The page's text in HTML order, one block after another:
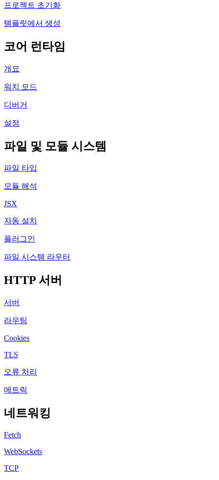
프로젝트 초기화
템플릿에서 생성
코어 런타임
개요
워치 모드
디버거
설정
파일 및 모듈 시스템
파일 타입
모듈 해석
JSX
자동 설치
플러그인
파일 시스템 라우터
HTTP 서버
서버
라우팅
Cookies
TLS
오류 처리
메트릭
네트워킹
Fetch
WebSockets
TCP